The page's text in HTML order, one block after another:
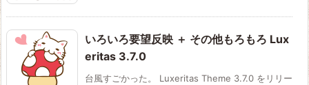
いろいろ要望反映 ＋ その他もろもろ Lux
eritas 3.7.0
台風すごかった。 Luxeritas Theme 3.7.0 をリリー